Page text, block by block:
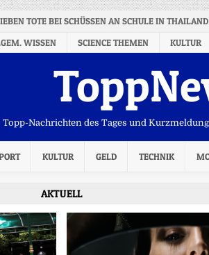
TOTE BEI SCHÜSSEN AN SCHULE IN THAILAND
WISSEN SCIENCE THEMEN KULTUR
Topp-Nachrichten des Tages und
KULTUR GELD TECHNIK
AKTUELL